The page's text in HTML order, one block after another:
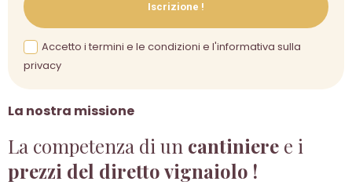
La nostra missione
La competenza di un cantiniere e i
prezzi del diretto vignaiolo !
Iscrizione !
Accetto i termini e le condizioni e l'informativa sulla
privacy